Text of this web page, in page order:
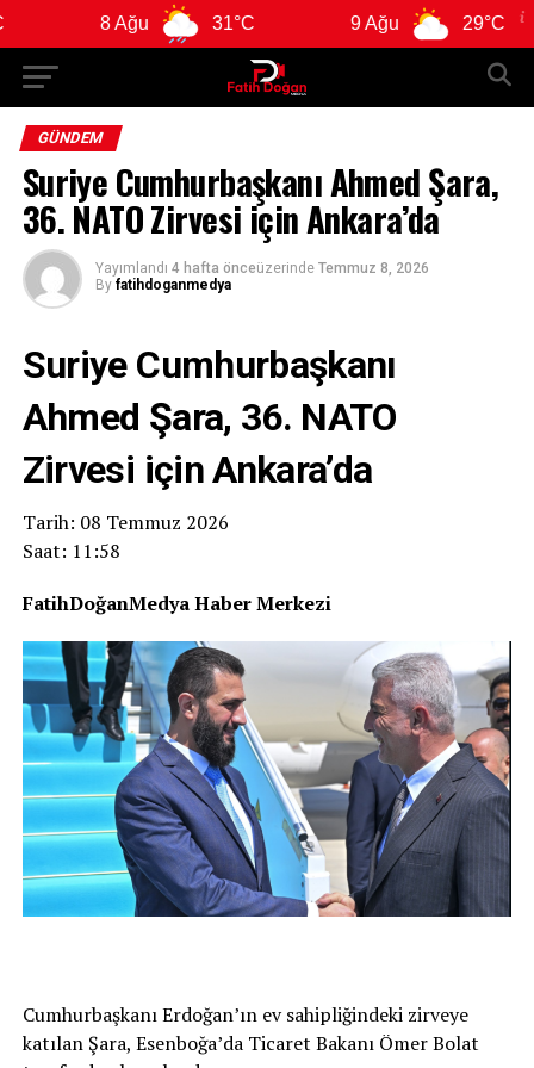
31°C 29°C
GÜNDEM
Suriye Cumhurbaşkanı Ahmed Şara,
36. NATO Zirvesi için Ankara’da
Yayımlandı 4 hafta önceüzerinde Temmuz 8, 2026
By fatihdoganmedya
Suriye Cumhurbaşkanı
Ahmed Şara, 36. NATO
Zirvesi için Ankara’da
Tarih: 08 Temmuz 2026
Saat: 11:58
FatihDoğanMedya Haber Merkezi
Cumhurbaşkanı Erdoğan’ın ev sahipliğindeki zirveye
katılan Şara, Esenboğa’da Ticaret Bakanı Ömer Bolat